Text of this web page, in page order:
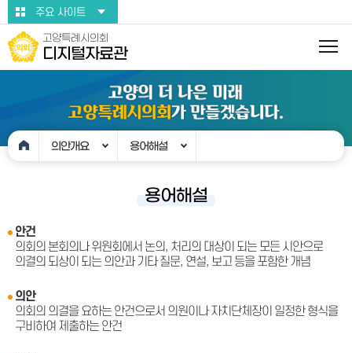
본문바로가기주요 사이트
고양특례시의회
디지털자료관
의안개요 용어해설
용어해설
안건
의회의 본회의나 위원회에서 논의, 처리의 대상이 되는 모든 시안으로
의결의 되상이 되는 의안과 기타 질문, 연설, 보고 등을 포함한 개념
의안
의회의 의결을 요하는 안건으로서 의원이나 자치단체장이 일정한 형식을
구비하여 제출하는 안건